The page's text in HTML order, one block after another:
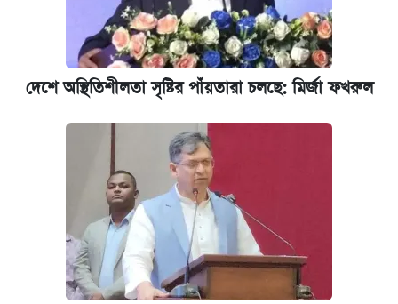
দেশে অস্থিতিশীলতা সৃষ্টির পাঁয়তারা চলছে: মির্জা ফখরুল